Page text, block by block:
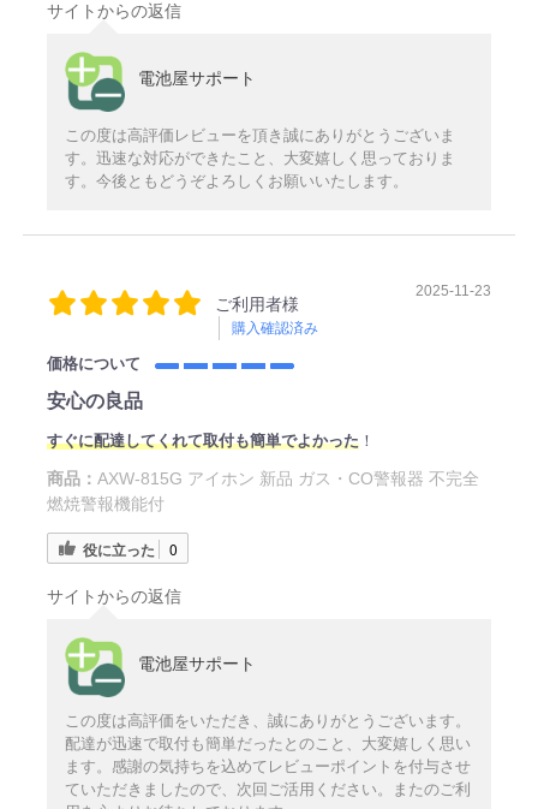
サイトからの返信
電池屋サポート
この度は高評価レビューを頂き誠にありがとうございま
す。迅速な対応ができたこと、大変嬉しく思っておりま
す。今後ともどうぞよろしくお願いいたします。
ご利用者様
購入確認済み
2025-11-23
価格について
安心の良品
すぐに配達してくれて取付も簡単でよかった！
商品： AXW-815G アイホン 新品 ガス・CO警報器 不完全
燃焼警報機能付
役に立った 0
サイトからの返信
電池屋サポート
この度は高評価をいただき、誠にありがとうございます。
配達が迅速で取付も簡単だったとのこと、大変嬉しく思い
ます。感謝の気持ちを込めてレビューポイントを付与させ
ていただきましたので、次回ご活用ください。またのご利